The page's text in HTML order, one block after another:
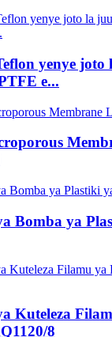
yenye joto
e...
Bomba ya
Kuteleza
8